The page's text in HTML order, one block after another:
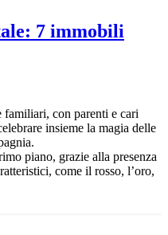
7 immobili
con parenti e cari
insieme la magia delle
piano, grazie alla presenza
come il rosso, l’oro,